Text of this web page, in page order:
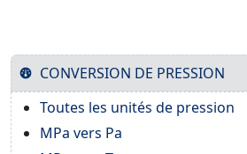
CONVERSION DE PRESSION
Toutes les unités de pression
MPa vers Pa